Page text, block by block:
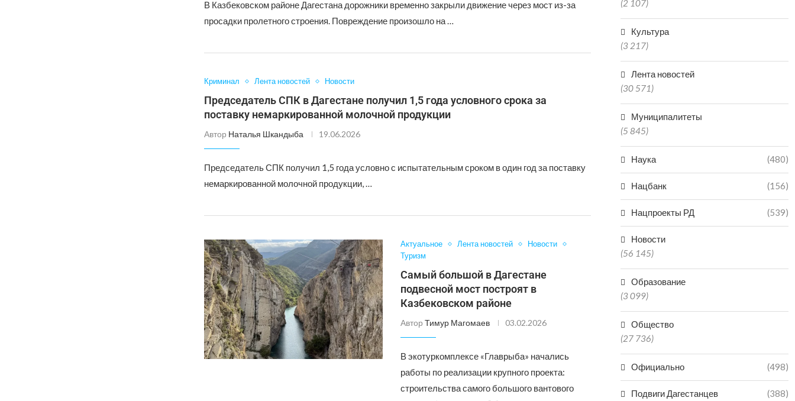
В Казбековском районе Дагестана дорожники временно закрыли движение через мост из-за
просадки пролетного строения. Повреждение произошло на …
Криминал Лента новостей Новости
Председатель СПК в Дагестане получил 1,5 года условного срока за
поставку немаркированной молочной продукции
Автор Наталья Шкандыба 19.06.2026
Председатель СПК получил 1,5 года условно с испытательным сроком в один год за поставку
немаркированной молочной продукции, …
Актуальное Лента новостей
Новости
Туризм
Самый большой в Дагестане
подвесной мост построят в
Казбековском районе
АвторТимур Магомаев 03.02.2026
В экотуркомплексе «Главрыба» начались
работы по реализации крупного проекта:
строительства самого большого вантового
(2 107)
Культура
(3 217)
Лента новостей
(30 571)
Муниципалитеты
(5 845)
Наука (480)
Нацбанк (156)
Нацпроекты РД (539)
Новости
(56 145)
Образование
(3 099)
Общество
(27 736)
Официально (498)
Подвиги Дагестанцев (388)